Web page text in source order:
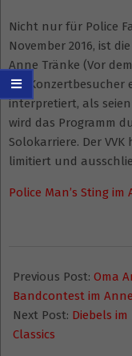
Nicht nur für Police
November 2016, ist
Anne Tränke (Vor
Die Konzertbesucher
interpretiert, als
wird das Programm
Solokarriere. Der
limitiert und
Police Man’s Sting im
08-
01
Previous Post: Oma
Bandcontest im
Next Post: Diebels
Classics